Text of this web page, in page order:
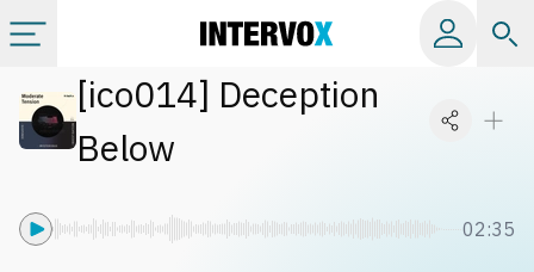
Categorie
[ico014] Deception
Below
02:35